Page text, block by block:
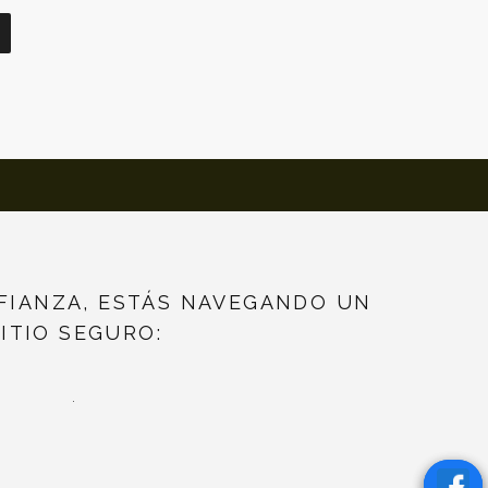
ESTÁS NAVEGANDO UN
SEGURO:
.